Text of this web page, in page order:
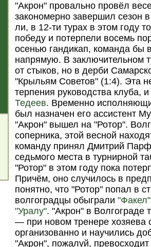
"Акрон" провально провёл
закономерно завершил сезон
ли, в 12-ти турах в этом году
победу и потерпели восемь
осенью гандикап, команда бы
напрямую. В заключительном
от стыков, но в дерби
"Крыльям Советов" (1:4). Эта
терпения руководства клуба,
Тедеев. Временно
был назначен его ассистент
"Акрон" вышел на "Ротор".
соперника, этой весной
команду принял Дмитрий
седьмого места в турнирной
"Ротор" в этом году пока
Причём, оно случилось в
понятно, что "Ротор" попал в
волгоградцы обыграли"Факел"
"Уралу". "Акрон" в Волгограде
— при новом тренере хозяева
организованно и научились
"Акрон", пожалуй,